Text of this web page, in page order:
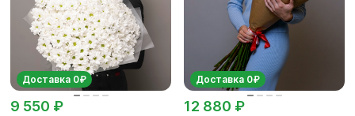
Доставка 0₽
9 550 ₽
Доставка 0₽
12 880 ₽